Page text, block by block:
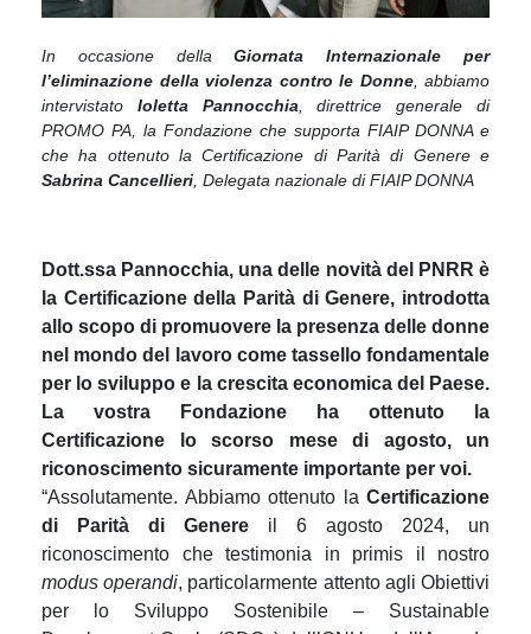
In occasione dellaGiornata Internazionale per
l’eliminazione della violenza contro le Donne, abbiamo
intervistato Ioletta Pannocchia , direttrice generale di
PROMO PA, la Fondazione che supporta FIAIP DONNA e
che ha ottenuto la Certificazione di Parità di Genere e
Sabrina Cancellieri , Delegata nazionale di FIAIP DONNA
Dott.ssa Pannocchia, una delle novità del PNRR è
la Certificazione della Parità di Genere, introdotta
allo scopo di promuovere la presenza delle donne
nel mondo del lavoro come tassello fondamentale
per lo sviluppo e la crescita economica del Paese.
La vostra Fondazione ha ottenuto la
Certificazione lo scorso mese di agosto, un
riconoscimento sicuramente importante per voi.
“Assolutamente. Abbiamo ottenuto la Certificazione
di Parità di Genere il 6 agosto 2024, un
riconoscimento che testimonia in primis il nostro
modus operandi, particolarmente attento agli Obiettivi
per lo Sviluppo Sostenibile – Sustainable